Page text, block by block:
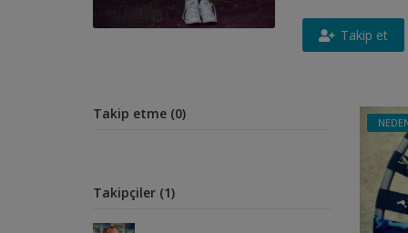
Takip et
Takip etme (0)
Takipçiler (1)